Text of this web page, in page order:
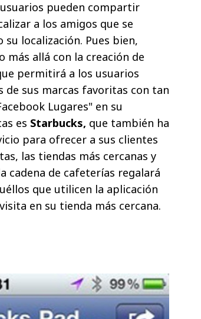
pueden compartir
a los amigos que se
localización. Pues bien,
allá con la creación de
permitirá a los usuarios
de sus marcas favoritas con tan
Lugares" en su
es Starbucks, que también ha
para ofrecer a sus clientes
las tiendas más cercanas y
cadena de cafeterías regalará
que utilicen la aplicación
en su tienda más cercana.